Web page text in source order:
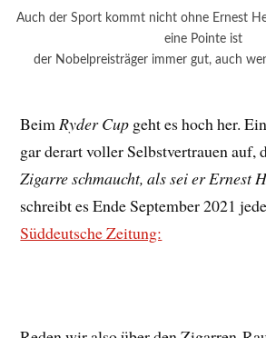
Auch der Sport kommt nicht ohne Ernest
eine Pointe ist
der Nobelpreisträger immer gut, auch
BeimRyder Cup geht es hoch her.
gar derart voller Selbstvertrauen auf,
Zigarre schmaucht, als sei er Ernest
schreibt es Ende September 2021
Süddeutsche Zeitung: